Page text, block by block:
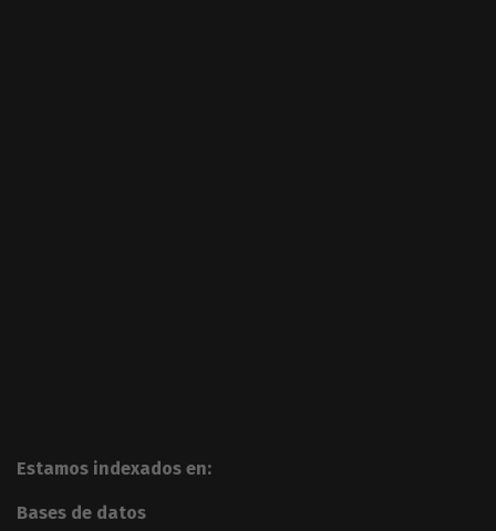
Estamos indexados en:
Bases de datos